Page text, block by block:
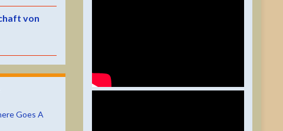
von
Goes A